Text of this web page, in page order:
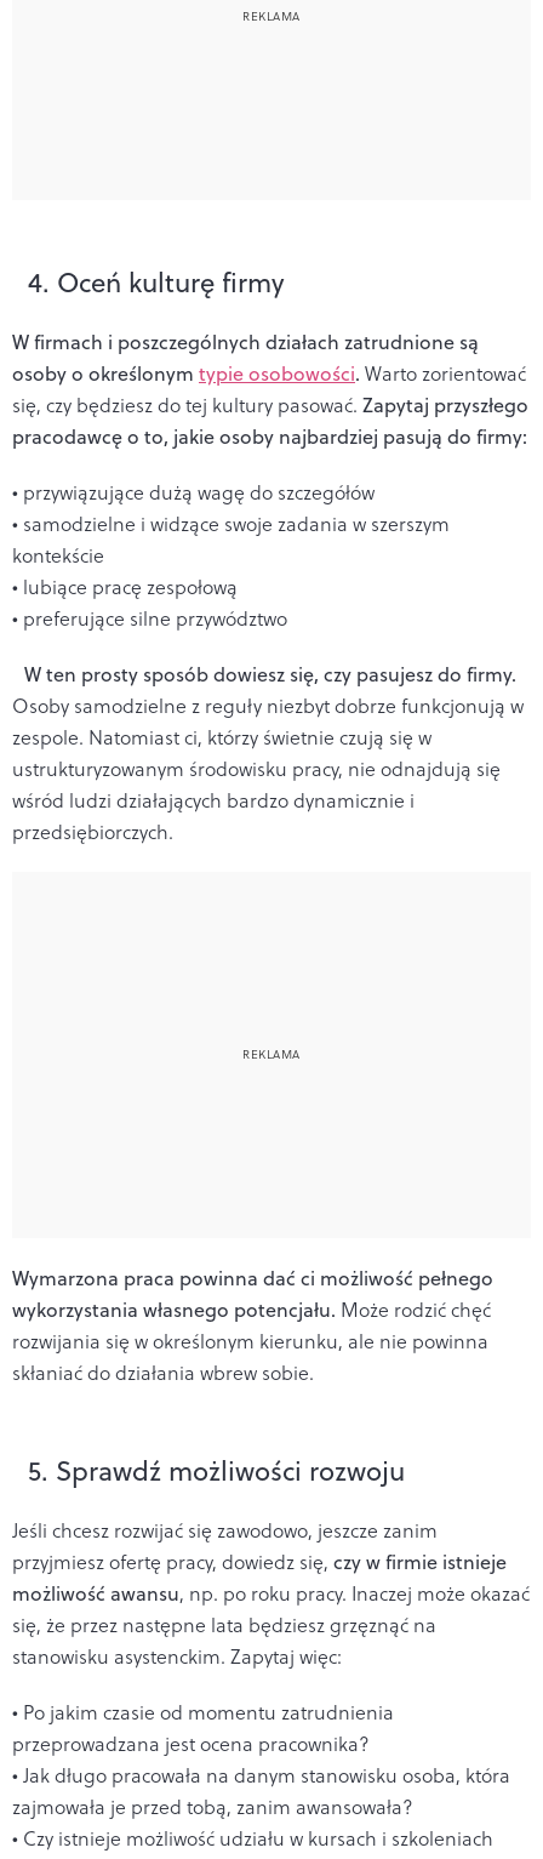
4. Oceń kulturę firmy
W firmach i poszczególnych działach zatrudnione są
osoby o określonym typie osobowości. Warto zorientować
się, czy będziesz do tej kultury pasować. Zapytaj przyszłego
pracodawcę o to, jakie osoby najbardziej pasują do firmy:
• przywiązujące dużą wagę do szczegółów
• samodzielne i widzące swoje zadania w szerszym
kontekście
• lubiące pracę zespołową
• preferujące silne przywództwo
W ten prosty sposób dowiesz się, czy pasujesz do firmy.
Osoby samodzielne z reguły niezbyt dobrze funkcjonują w
zespole. Natomiast ci, którzy świetnie czują się w
ustrukturyzowanym środowisku pracy, nie odnajdują się
wśród ludzi działających bardzo dynamicznie i
przedsiębiorczych.
Wymarzona praca powinna dać ci możliwość pełnego
wykorzystania własnego potencjału. Może rodzić chęć
rozwijania się w określonym kierunku, ale nie powinna
skłaniać do działania wbrew sobie.
5. Sprawdź możliwości rozwoju
Jeśli chcesz rozwijać się zawodowo, jeszcze zanim
przyjmiesz ofertę pracy, dowiedz się, czy w firmie istnieje
możliwość awansu, np. po roku pracy. Inaczej może okazać
się, że przez następne lata będziesz grzęznąć na
stanowisku asystenckim. Zapytaj więc:
• Po jakim czasie od momentu zatrudnienia
przeprowadzana jest ocena pracownika?
• Jak długo pracowała na danym stanowisku osoba, która
zajmowała je przed tobą, zanim awansowała?
• Czy istnieje możliwość udziału w kursach i szkoleniach